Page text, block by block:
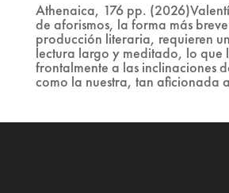
Athenaica, 176 pp.
de aforismos, la forma más
producción literaria, requieren
lectura largo y meditado, lo que
frontalmente a las inclinaciones
como la nuestra, tan aficionada